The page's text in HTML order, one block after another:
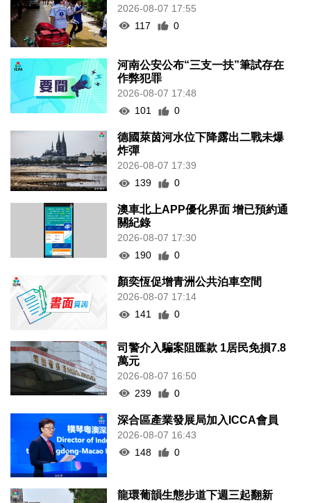
2026-08-07 17:55
117
0
河南公安公布“三支一扶”筆試存在
作弊犯罪
2026-08-07 17:48
101
0
德國萊茵河水位下降露出二戰未爆
炸彈
2026-08-07 17:39
139
0
澳車北上APP優化界面 增已預約通
關紀錄
2026-08-07 17:30
190
0
顏奕恆促增青洲公共泊車空間
2026-08-07 17:14
141
0
司警介入騙案阻匯款 1居民免損7.8
萬元
2026-08-07 16:50
239
0
深合區產業發展局加入ICCA會員
2026-08-07 16:43
148
0
龍環葡韻生態步道下週三起翻新